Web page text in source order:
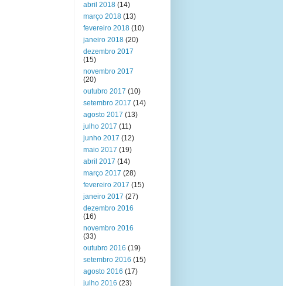
abril 2018 (14)
março 2018 (13)
fevereiro 2018 (10)
janeiro 2018 (20)
dezembro 2017
(15)
novembro 2017
(20)
outubro 2017 (10)
setembro 2017 (14)
agosto 2017 (13)
julho 2017 (11)
junho 2017 (12)
maio 2017 (19)
abril 2017 (14)
março 2017 (28)
fevereiro 2017 (15)
janeiro 2017 (27)
dezembro 2016
(16)
novembro 2016
(33)
outubro 2016 (19)
setembro 2016 (15)
agosto 2016 (17)
julho 2016 (23)